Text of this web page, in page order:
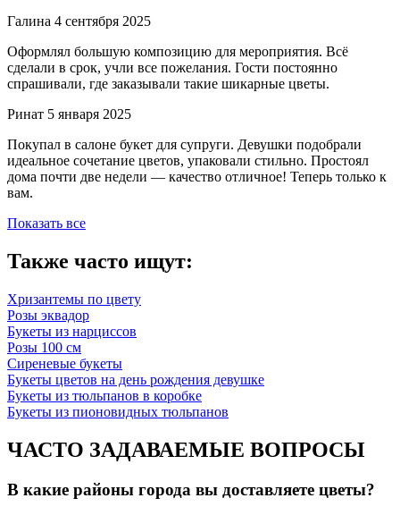
Галина 4 сентября 2025
Оформлял большую композицию для мероприятия. Всё
сделали в срок, учли все пожелания. Гости постоянно
спрашивали, где заказывали такие шикарные цветы.
Ринат 5 января 2025
Покупал в салоне букет для супруги. Девушки подобрали
идеальное сочетание цветов, упаковали стильно. Простоял
дома почти две недели — качество отличное! Теперь только к
вам.
Показать все
Также часто ищут:
Хризантемы по цвету
Розы эквадор
Букеты из нарциссов
Розы 100 см
Сиреневые букеты
Букеты цветов на день рождения девушке
Букеты из тюльпанов в коробке
Букеты из пионовидных тюльпанов
ЧАСТО ЗАДАВАЕМЫЕ ВОПРОСЫ
В какие районы города вы доставляете цветы?